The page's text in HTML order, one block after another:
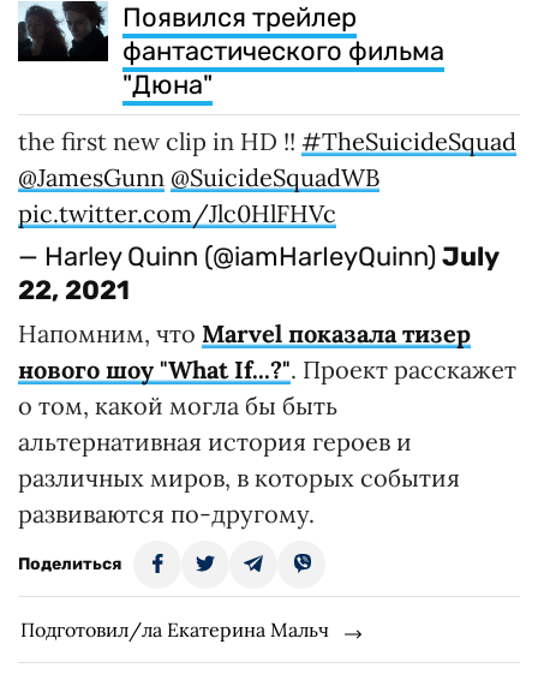
Появился трейлер
фантастического фильма
"Дюна"
the first new clip in HD !! #TheSuicideSquad
@JamesGunn @SuicideSquadWB
pic.twitter.com/Jlc0HlFHVc
— Harley Quinn (@iamHarIeyQuinn)July
22, 2021
Напомним, что Marvel показала тизер
нового шоу "What If...?". Проект расскажет
о том, какой могла бы быть
альтернативная история героев и
различных миров, в которых события
развиваются по-другому.
Поделиться
Подготовил/ла Екатерина Мальч